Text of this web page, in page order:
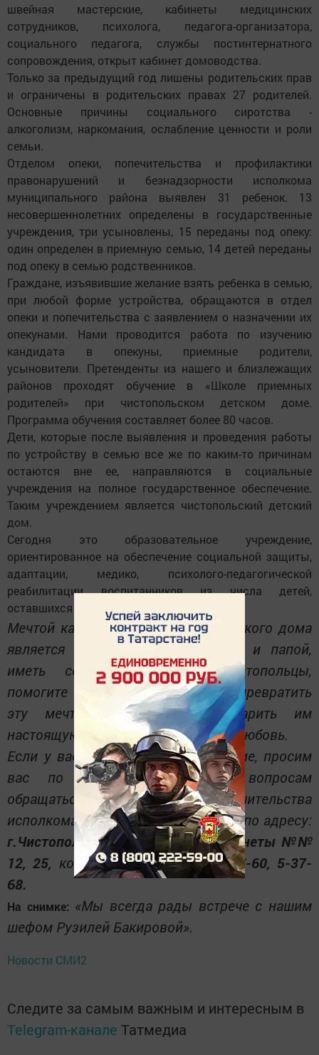
швейная мастерские, кабинеты медицинских
сотрудников, психолога, педагога-организатора,
социального педагога, службы постинтернатного
сопровождения, открыт кабинет домоводства.
Только за предыдущий год лишены родительских прав
и ограничены в родительских правах 27 родителей.
Основные причины социаль­ного сиротства -
алкоголизм, наркомания, ослабление ценности и роли
семьи.
Отделом опеки, попечительства и профилактики
правонарушений и безнадзорности исполкома
муниципального района выявлен 31 ребенок. 13
несовершеннолетних определены в государственные
учреждения, три усыновлены, 15 переданы под опеку:
один определен в приемную семью, 14 детей переданы
под опеку в семью родственников.
Граждане, изъявившие желание взять ребенка в семью,
при любой форме устройства, обращаются в отдел
опеки и попечительства с заявлением о назначении их
опекунами. Нами проводится работа по изучению
кандидата в опекуны, приемные родители,
усыновители. Претенденты из нашего и близлежащих
районов проходят обучение в «Школе приемных
родителей» при чистопольском детском доме.
Программа обучения составляет более 80 часов.
Дети, которые после выявления и проведения работы
по устройству в семью все же по каким-то причинам
остаются вне ее, направляют­ся в социальные
учреждения на полное государственное обеспечение.
Таким учреждением является чистопольский детский
дом.
Сегодня это образовательное учреждение,
ориентированное на обеспечение социальной защиты,
адаптации, медико, психолого-педагогической
реабилитации воспитанников из числа детей,
оставшихся без попечения родителей.
Мечтой каждого воспитанника детского дома
является желание жить с мамой и папой,
иметь семью. Уважаемые чистопольцы,
помогите нашим воспитанникам превратить
эту мечту в реальность, подарить им
настоящую родительскую заботу и любовь.
Если у вас возникнет такое желание, просим
вас по всем интересующим вопросам
обращаться в отдел опеки и попечительства
исполкома муниципального района по адресу:
г.Чистополь, ул.К.Маркса, 46, кабинеты №№
12, 25, контактные телефоны:5-17-60, 5-37-
68.
На снимке: «Мы всегда рады встрече с нашим
шефом Рузилей Бакировой».
Новости СМИ2
Следите за самым важным и интересным в
Telegram-канале Татмедиа